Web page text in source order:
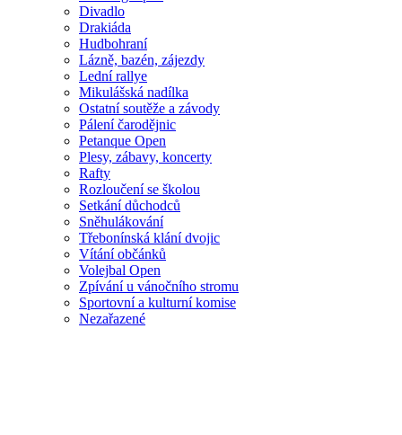
Divadlo
Drakiáda
Hudbohraní
Lázně, bazén, zájezdy
Lední rallye
Mikulášská nadílka
Ostatní soutěže a závody
Pálení čarodějnic
Petanque Open
Plesy, zábavy, koncerty
Rafty
Rozloučení se školou
Setkání důchodců
Sněhulákování
Třebonínská klání dvojic
Vítání občánků
Volejbal Open
Zpívání u vánočního stromu
Sportovní a kulturní komise
Nezařazené